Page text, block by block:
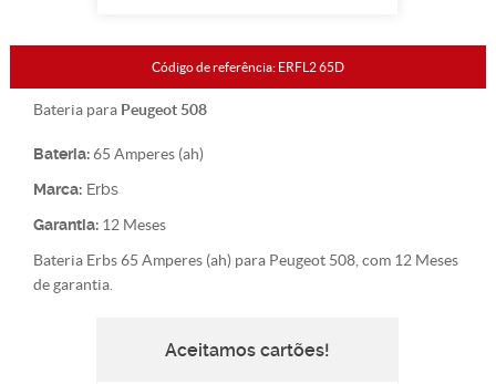
Código de referência: ERFL2 65D
Bateria para Peugeot 508
Bateria:65 Amperes (ah)
Marca: Erbs
Garantia: 12 Meses
Bateria Erbs 65 Amperes (ah) para Peugeot 508, com 12 Meses
de garantia.
Aceitamos cartões!